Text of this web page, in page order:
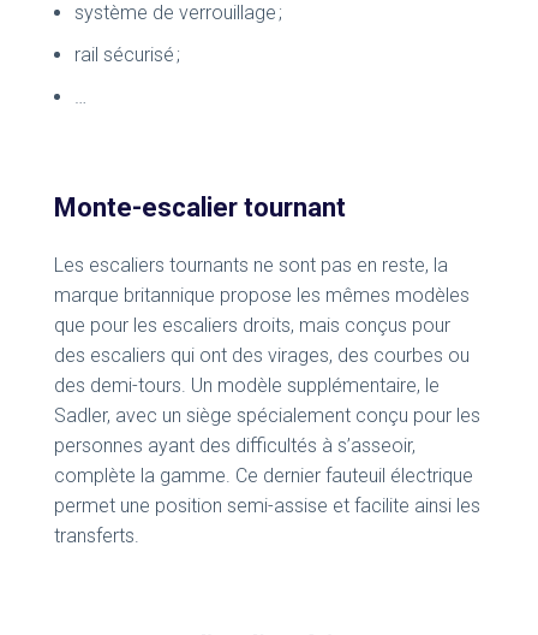
système de verrouillage ;
rail sécurisé ;
…
Monte-escalier tournant
Les escaliers tournants ne sont pas en reste, la
marque britannique propose les mêmes modèles
que pour les escaliers droits, mais conçus pour
des escaliers qui ont des virages, des courbes ou
des demi-tours. Un modèle supplémentaire, le
Sadler, avec un siège spécialement conçu pour les
personnes ayant des difficultés à s’asseoir,
complète la gamme. Ce dernier fauteuil électrique
permet une position semi-assise et facilite ainsi les
transferts.